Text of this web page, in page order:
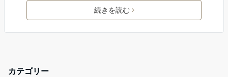
続きを読む
カテゴリー